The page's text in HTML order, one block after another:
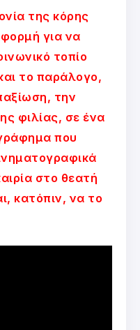
της κόρης
για να
τοπίο
το παράλογο,
την
φιλίας, σε ένα
που
στο θεατή
κατόπιν, να το